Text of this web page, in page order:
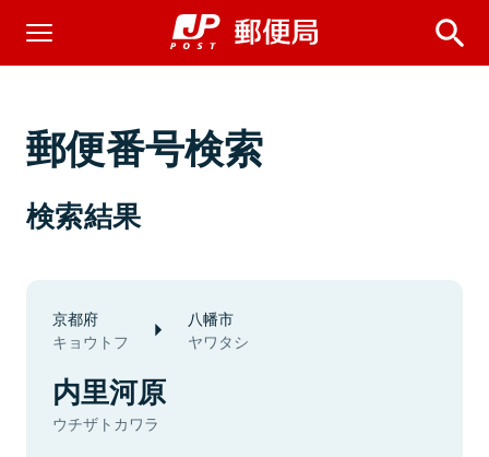
郵便番号検索
検索結果
京都府
キョウトフ
八幡市
ヤワタシ
内里河原
ウチザトカワラ